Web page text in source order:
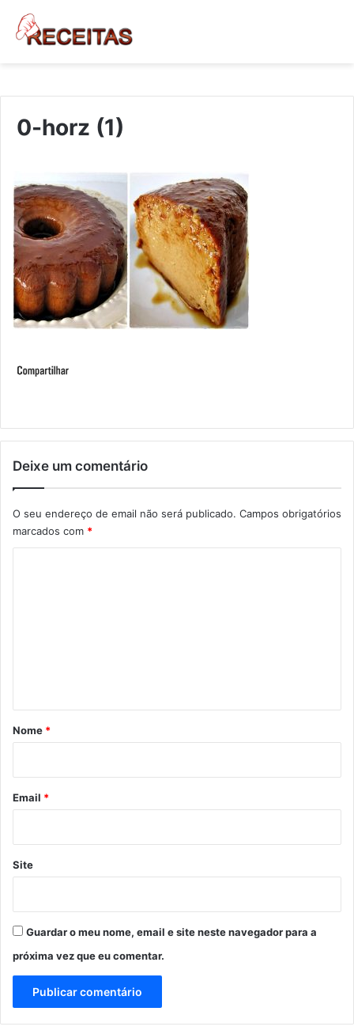
0-horz (1)
Deixe um comentário
O seu endereço de email não será publicado. Campos obrigatórios
marcados com *
r
*
Nome *
Email *
Site
Guardar o meu nome, email e site neste navegador para a
próxima vez que eu comentar.